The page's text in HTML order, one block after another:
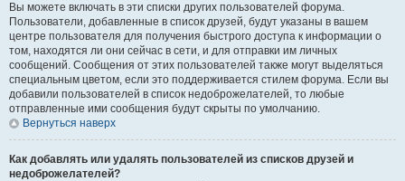
Вы можете включать в эти списки других пользователей форума.
Пользователи, добавленные в список друзей, будут указаны в вашем
центре пользователя для получения быстрого доступа к информации о
том, находятся ли они сейчас в сети, и для отправки им личных
сообщений. Сообщения от этих пользователей также могут выделяться
специальным цветом, если это поддерживается стилем форума. Если вы
добавили пользователей в список недоброжелателей, то любые
отправленные ими сообщения будут скрыты по умолчанию.
Вернуться наверх
Как добавлять или удалять пользователей из списков друзей и
недоброжелателей?